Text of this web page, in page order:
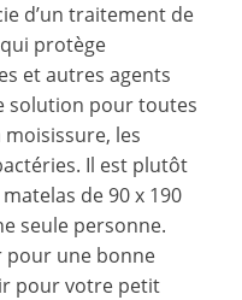
d’un traitement de
protège
et autres agents
solution pour toutes
les
Il est plutôt
de 90 x 190
seule personne.
pour une bonne
pour votre petit